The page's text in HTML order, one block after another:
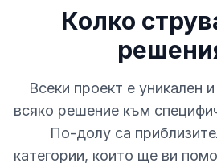
Колко
Всеки проект е уникален
всяко решение към
По-долу са
категории, които ще ви